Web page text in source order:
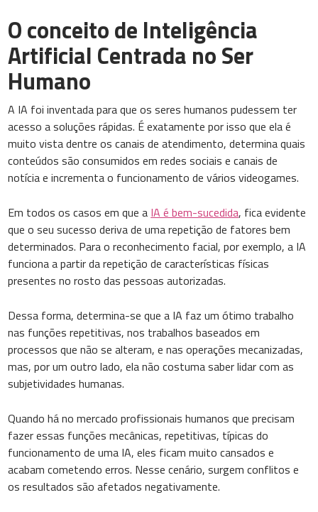
O conceito de Inteligência
Artificial Centrada no Ser
Humano
A IA foi inventada para que os seres humanos pudessem ter
acesso a soluções rápidas. É exatamente por isso que ela é
muito vista dentre os canais de atendimento, determina quais
conteúdos são consumidos em redes sociais e canais de
notícia e incrementa o funcionamento de vários videogames.
Em todos os casos em que a IA é bem-sucedida, fica evidente
que o seu sucesso deriva de uma repetição de fatores bem
determinados. Para o reconhecimento facial, por exemplo, a IA
funciona a partir da repetição de características físicas
presentes no rosto das pessoas autorizadas.
Dessa forma, determina-se que a IA faz um ótimo trabalho
nas funções repetitivas, nos trabalhos baseados em
processos que não se alteram, e nas operações mecanizadas,
mas, por um outro lado, ela não costuma saber lidar com as
subjetividades humanas.
Quando há no mercado profissionais humanos que precisam
fazer essas funções mecânicas, repetitivas, típicas do
funcionamento de uma IA, eles ficam muito cansados e
acabam cometendo erros. Nesse cenário, surgem conflitos e
os resultados são afetados negativamente.